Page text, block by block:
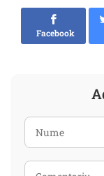
Facebook